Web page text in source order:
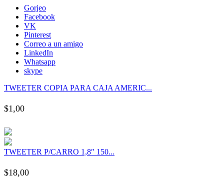
panel
panel
panel
panel
panel
panel
Gorjeo
Facebook
VK
Pinterest
Correo a un amigo
LinkedIn
Whatsapp
skype
TWEETER COPIA PARA CAJA AMERIC...
$1,00
TWEETER P/CARRO 1,8″ 150...
$18,00